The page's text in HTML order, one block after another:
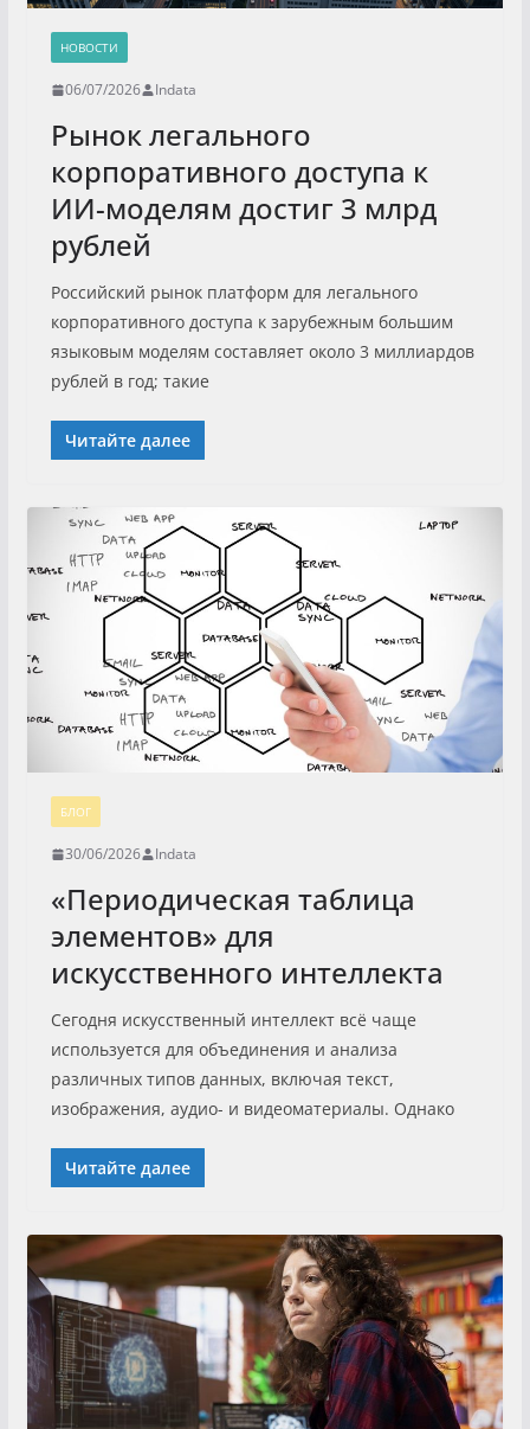
НОВОСТИ
06/07/2026 Indata
Рынок легального
корпоративного доступа к
ИИ-моделям достиг 3 млрд
рублей
Российский рынок платформ для легального
корпоративного доступа к зарубежным большим
языковым моделям составляет около 3 миллиардов
рублей в год; такие
Читайте далее
БЛОГ
30/06/2026 Indata
«Периодическая таблица
элементов» для
искусственного интеллекта
Сегодня искусственный интеллект всё чаще
используется для объединения и анализа
различных типов данных, включая текст,
изображения, аудио- и видеоматериалы. Однако
Читайте далее